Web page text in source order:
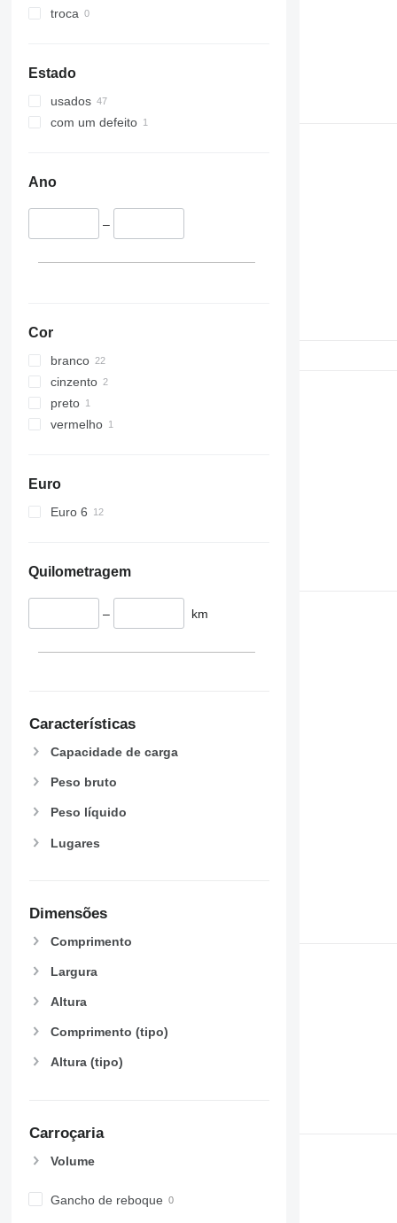
troca
Estado
usados
com um defeito
Ano
–
Cor
branco
cinzento
preto
vermelho
Euro
Euro 6
Quilometragem
– km
Características
Capacidade de carga
Peso bruto
Peso líquido
Lugares
Dimensões
Comprimento
Largura
Altura
Comprimento (tipo)
Altura (tipo)
Carroçaria
Volume
Gancho de reboque